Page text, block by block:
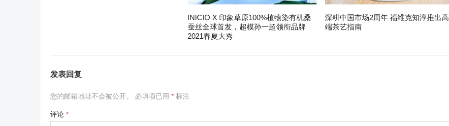
INICIO X 印象草原100%植物染有机桑
蚕丝全球首发，超模孙一超领衔品牌
2021春夏大秀
深耕中国市场2周年 福维克知淳推出高
端茶艺指南
发表回复
您的邮箱地址不会被公开。 必填项已用 * 标注
评论 *